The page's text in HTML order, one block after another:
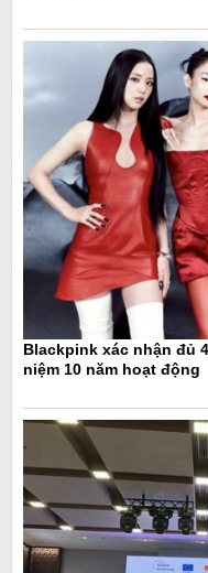
Blackpink xác nhận đủ
niệm 10 năm hoạt động